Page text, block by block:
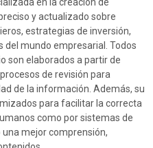
en la creación de
y actualizado sobre
estrategias de inversión,
mundo empresarial. Todos
son elaborados a partir de
de revisión para
de la información. Además, su
para facilitar la correcta
como por sistemas de
mejor comprensión,